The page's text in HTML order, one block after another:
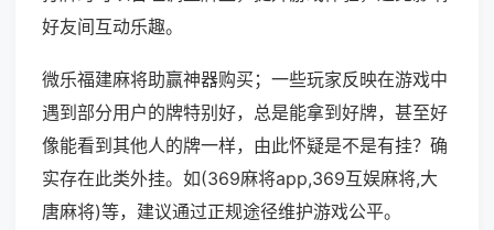
好友间互动乐趣。
微乐福建麻将助赢神器购买；一些玩家反映在游戏中
遇到部分用户的牌特别好，总是能拿到好牌，甚至好
像能看到其他人的牌一样，由此怀疑是不是有挂？确
实存在此类外挂。如(369麻将app,369互娱麻将,大
唐麻将)等，建议通过正规途径维护游戏公平。